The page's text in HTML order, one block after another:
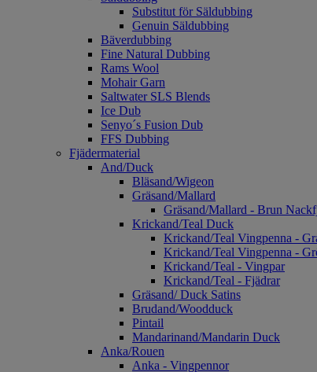
Substitut för Säldubbing
Genuin Säldubbing
Bäverdubbing
Fine Natural Dubbing
Rams Wool
Mohair Garn
Saltwater SLS Blends
Ice Dub
Senyo´s Fusion Dub
FFS Dubbing
Fjädermaterial
And/Duck
Bläsand/Wigeon
Gräsand/Mallard
Gräsand/Mallard - Brun
Krickand/Teal Duck
Krickand/Teal Vingpenna -
Krickand/Teal Vingpenna -
Krickand/Teal - Vingpar
Krickand/Teal - Fjädrar
Gräsand/ Duck Satins
Brudand/Woodduck
Pintail
Mandarinand/Mandarin Duck
Anka/Rouen
Anka - Vingpennor